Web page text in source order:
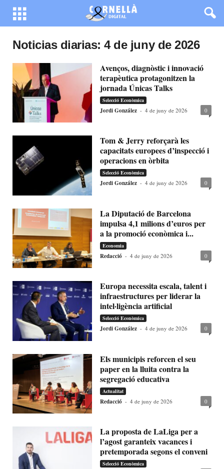
Noticias diarias: 4 de juny de 2026
Avenços, diagnòstic i innovació
terapèutica protagonitzen la
jornada Únicas Talks
Selecció Econòmica
Jordi González - 4 de juny de 2026 0
Tom & Jerry reforçarà les
capacitats europees d’inspecció i
operacions en òrbita
Selecció Econòmica
Jordi González - 4 de juny de 2026 0
La Diputació de Barcelona
impulsa 4,1 milions d’euros per
a la promoció econòmica i...
Economia
Redacció - 4 de juny de 2026 0
Europa necessita escala, talent i
infraestructures per liderar la
intel·ligència artificial
Selecció Econòmica
Jordi González - 4 de juny de 2026 0
Els municipis reforcen el seu
paper en la lluita contra la
segregació educativa
Actualitat
Redacció - 4 de juny de 2026 0
La proposta de LaLiga per a
l’agost garanteix vacances i
pretemporada segons el conveni
Selecció Econòmica